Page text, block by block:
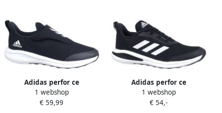
Adidas perfor ce
Sportschoen 'Forta Run'
1 webshop
€ 59,99
Adidas perfor ce
Sportschoen 'FortaRun
2020'
1 webshop
€ 54,-